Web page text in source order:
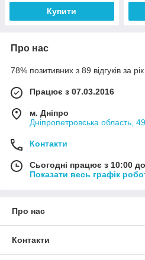
Купити
Про нас
78% позитивних з 89 відгуків за рік
Працює з 07.03.2016
м. Дніпро
Дніпропетровська область,
Контакти
Сьогодні працює з 10:00
Показати весь графік
Про нас
Контакти